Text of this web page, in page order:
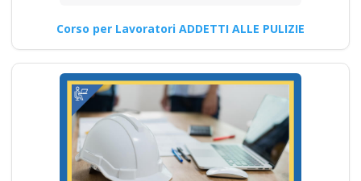
Corso Formatore per la
Quali sono i requisiti…
Continua
Corso per Lavoratori ADDETTI ALLE PULIZIE